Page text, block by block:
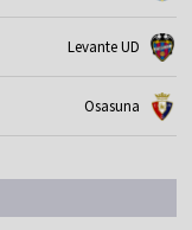
Levante UD
Osasuna